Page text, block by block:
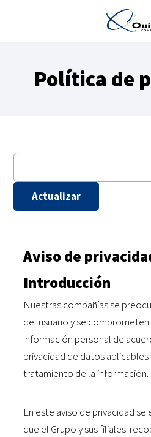
Política de
Actualizar
Aviso de
Introducción
Nuestras compañías se
del usuario y se
información personal de
privacidad de datos
tratamiento de la información.
En este aviso de privacidad se
que el Grupo y sus filiales